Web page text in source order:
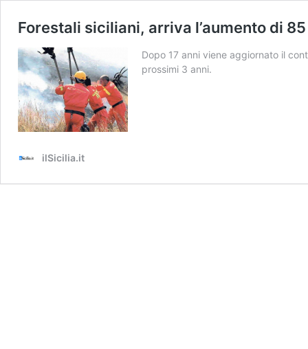
Forestali siciliani, arriva l’aumento di
Dopo 17 anni viene aggiornato il
prossimi 3 anni.
ilSicilia.it